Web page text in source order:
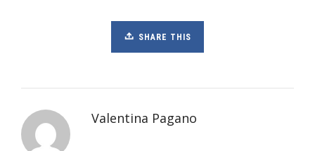
SHARE THIS
Valentina Pagano